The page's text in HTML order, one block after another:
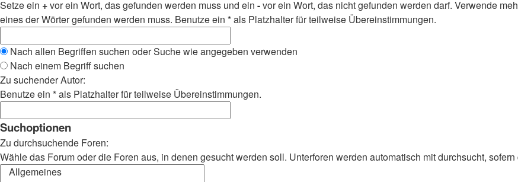
Setze ein +vor ein Wort, das gefunden werden muss und ein -vor ein Wort, das nicht gefunden werden darf. Verwende
eines der Wörter gefunden werden muss. Benutze ein * als Platzhalter für teilweise Übereinstimmungen.
Nach allen Begriffen suchen oder Suche wie angegeben verwenden
Nach einem Begriff suchen
Zu suchender Autor:
Benutze ein * als Platzhalter für teilweise Übereinstimmungen.
Suchoptionen
Zu durchsuchende Foren:
Wähle das Forum oder die Foren aus, in denen gesucht werden soll. Unterforen werden automatisch mit durchsucht,